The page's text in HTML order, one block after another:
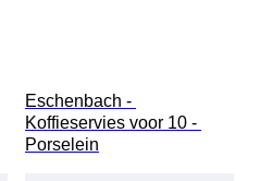
Eschenbach -
Koffieservies voor 10 -
Porselein